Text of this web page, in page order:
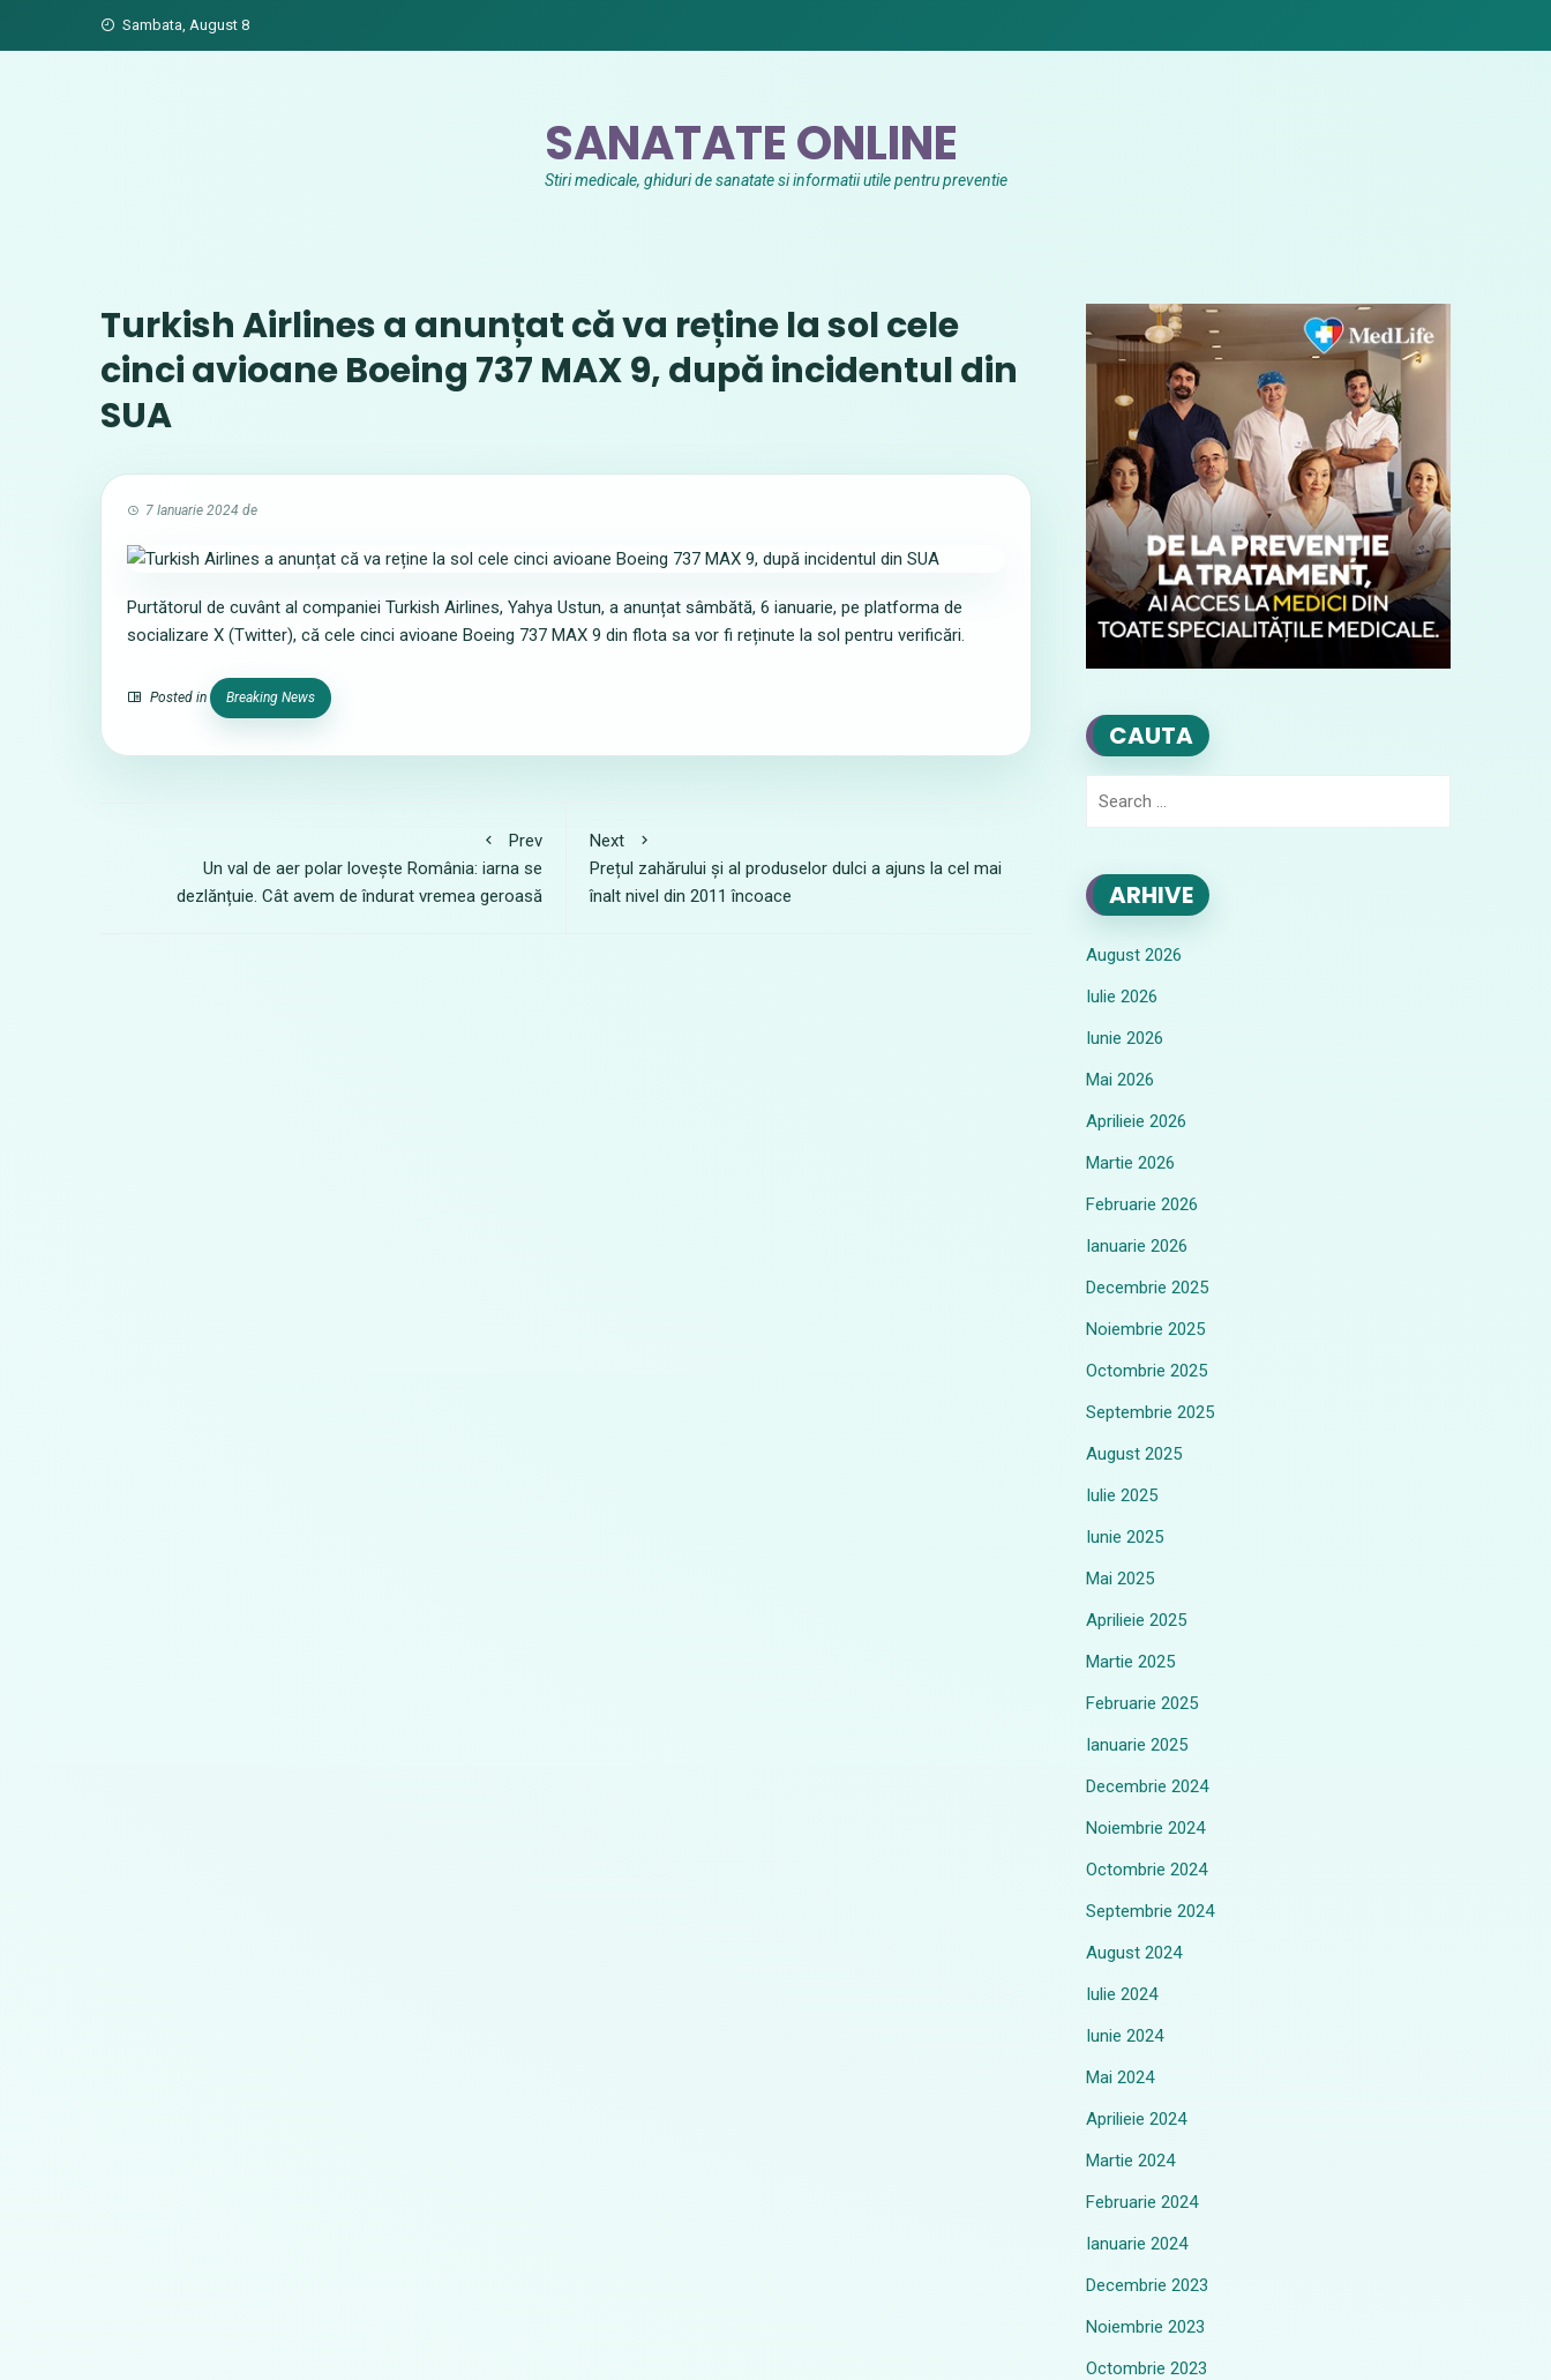
Sambata, August 8
SANATATE ONLINE
Stiri medicale, ghiduri de sanatate si informatii utile pentru preventie
Turkish Airlines a anunțat că va reține la sol cele
cinci avioane Boeing 737 MAX 9, după incidentul din
SUA
7 Ianuarie 2024 de
Purtătorul de cuvânt al companiei Turkish Airlines, Yahya Ustun, a anunțat sâmbătă, 6 ianuarie, pe platforma de
socializare X (Twitter), că cele cinci avioane Boeing 737 MAX 9 din flota sa vor fi reținute la sol pentru verificări.
Posted in Breaking News
Prev
Un val de aer polar lovește România: iarna se
dezlănțuie. Cât avem de îndurat vremea geroasă
Next
Prețul zahărului și al produselor dulci a ajuns la cel mai
înalt nivel din 2011 încoace
CAUTA
ARHIVE
August 2026
Iulie 2026
Iunie 2026
Mai 2026
Aprilieie 2026
Martie 2026
Februarie 2026
Ianuarie 2026
Decembrie 2025
Noiembrie 2025
Octombrie 2025
Septembrie 2025
August 2025
Iulie 2025
Iunie 2025
Mai 2025
Aprilieie 2025
Martie 2025
Februarie 2025
Ianuarie 2025
Decembrie 2024
Noiembrie 2024
Octombrie 2024
Septembrie 2024
August 2024
Iulie 2024
Iunie 2024
Mai 2024
Aprilieie 2024
Martie 2024
Februarie 2024
Ianuarie 2024
Decembrie 2023
Noiembrie 2023
Octombrie 2023